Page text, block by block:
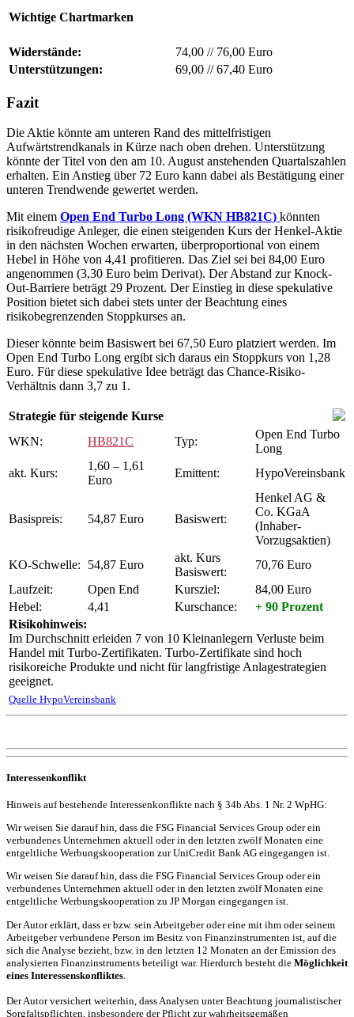
Wichtige Chartmarken
Widerstände: 74,00 //76,00 Euro
Unterstützungen:
69,00 //67,40 Euro
Fazit
Die Aktie könnte am unteren Rand des mittelfristigen
Aufwärtstrendkanals in Kürze nach oben drehen. Unterstützung
könnte der Titel von den am 10. August anstehenden Quartalszahlen
erhalten. Ein Anstieg über 72 Euro kann dabei als Bestätigung einer
unteren Trendwende gewertet werden.
Mit einem Open End Turbo Long (WKN HB821C) könnten
risikofreudige Anleger, die einen steigenden Kurs der Henkel-Aktie
in den nächsten Wochen erwarten, überproportional von einem
Hebel in Höhe von 4,41 profitieren. Das Ziel sei bei 84,00 Euro
angenommen (3,30 Euro beim Derivat). Der Abstand zur Knock-
Out-Barriere beträgt 29 Prozent. Der Einstieg in diese spekulative
Position bietet sich dabei stets unter der Beachtung eines
risikobegrenzenden Stoppkurses an.
Dieser könnte beim Basiswert bei 67,50 Euro platziert werden. Im
Open End Turbo Long ergibt sich daraus ein Stoppkurs von 1,28
Euro. Für diese spekulative Idee beträgt das Chance-Risiko-
Verhältnis dann 3,7 zu 1.
Strategie für steigende Kurse
WKN:
HB821C Typ:
Open End Turbo
Long
akt. Kurs:
1,60 – 1,61
Euro
Emittent: HypoVereinsbank
Basispreis: 54,87 Euro Basiswert:
Henkel AG &
Co. KGaA
(Inhaber-
Vorzugsaktien)
KO-Schwelle:
54,87 Euro
akt. Kurs
Basiswert:
70,76 Euro
Laufzeit:
Open End Kursziel:
84,00 Euro
Hebel:
4,41 Kurschance:
+ 90 Prozent
Risikohinweis:
Im Durchschnitt erleiden 7 von 10 Kleinanlegern Verluste beim
Handel mit Turbo-Zertifikaten. Turbo-Zertifikate sind hoch
risikoreiche Produkte und nicht für langfristige Anlagestrategien
geeignet.
Quelle HypoVereinsbank
Interessenkonflikt
Hinweis auf bestehende Interessenkonflikte nach § 34b Abs. 1 Nr. 2 WpHG:
Wir weisen Sie darauf hin, dass die FSG Financial Services Group oder ein
verbundenes Unternehmen aktuell oder in den letzten zwölf Monaten eine
entgeltliche Werbungskooperation zur UniCredit Bank AG eingegangen ist.
Wir weisen Sie darauf hin, dass die FSG Financial Services Group oder ein
verbundenes Unternehmen aktuell oder in den letzten zwölf Monaten eine
entgeltliche Werbungskooperation zu JP Morgan eingegangen ist.
Der Autor erklärt, dass er bzw. sein Arbeitgeber oder eine mit ihm oder seinem
Arbeitgeber verbundene Person im Besitz von Finanzinstrumenten ist, auf die
sich die Analyse bezieht, bzw. in den letzten 12 Monaten an der Emission des
analysierten Finanzinstruments beteiligt war. Hierdurch besteht die Möglichkeit
eines Interessenskonfliktes
Der Autor versichert weiterhin, dass Analysen unter Beachtung journalistischer
Sorgfaltspflichten, insbesondere der Pflicht zur wahrheitsgemäßen